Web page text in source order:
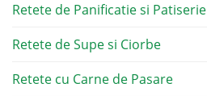
Retete de Panificatie si Patiserie
Retete de Supe si Ciorbe
Retete cu Carne de Pasare